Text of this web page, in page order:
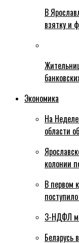
В
взятку и
Экономика
На
области
колонии
В первом
3-НДФЛ
Беларусь